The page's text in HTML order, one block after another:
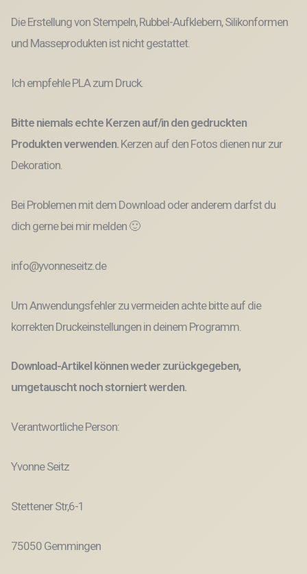
Die Erstellung von Stempeln, Rubbel-Aufklebern, Silikonformen
und Masseprodukten ist nicht gestattet.
Ich empfehle PLA zum Druck.
Bitte niemals echte Kerzen auf/in den gedruckten
Produkten verwenden. Kerzen auf den Fotos dienen nur zur
Dekoration.
Bei Problemen mit dem Download oder anderem darfst du
dich gerne bei mir melden 🙂
info@yvonneseitz.de
Um Anwendungsfehler zu vermeiden achte bitte auf die
korrekten Druckeinstellungen in deinem Programm.
Download-Artikel können weder zurückgegeben,
umgetauscht noch storniert werden.
Verantwortliche Person:
Yvonne Seitz
Stettener Str,6-1
75050 Gemmingen